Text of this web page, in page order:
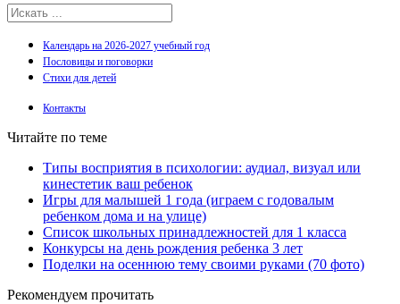
Календарь на 2026-2027 учебный год
Пословицы и поговорки
Стихи для детей
Контакты
Читайте по теме
Типы восприятия в психологии: аудиал, визуал или
кинестетик ваш ребенок
Игры для малышей 1 года (играем с годовалым
ребенком дома и на улице)
Список школьных принадлежностей для 1 класса
Конкурсы на день рождения ребенка 3 лет
Поделки на осеннюю тему своими руками (70 фото)
Рекомендуем прочитать